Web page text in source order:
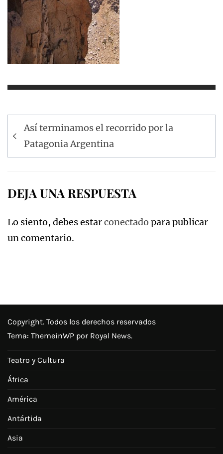
Navegación
de
entradas
Así terminamos el recorrido por la
Patagonia Argentina
DEJA UNA RESPUESTA
Lo siento, debes estarconectado para publicar
un comentario.
Copyright. Todos los derechos reservados
Tema: ThemeinWP por Royal News.
Teatro y Cultura
África
América
Antártida
Asia